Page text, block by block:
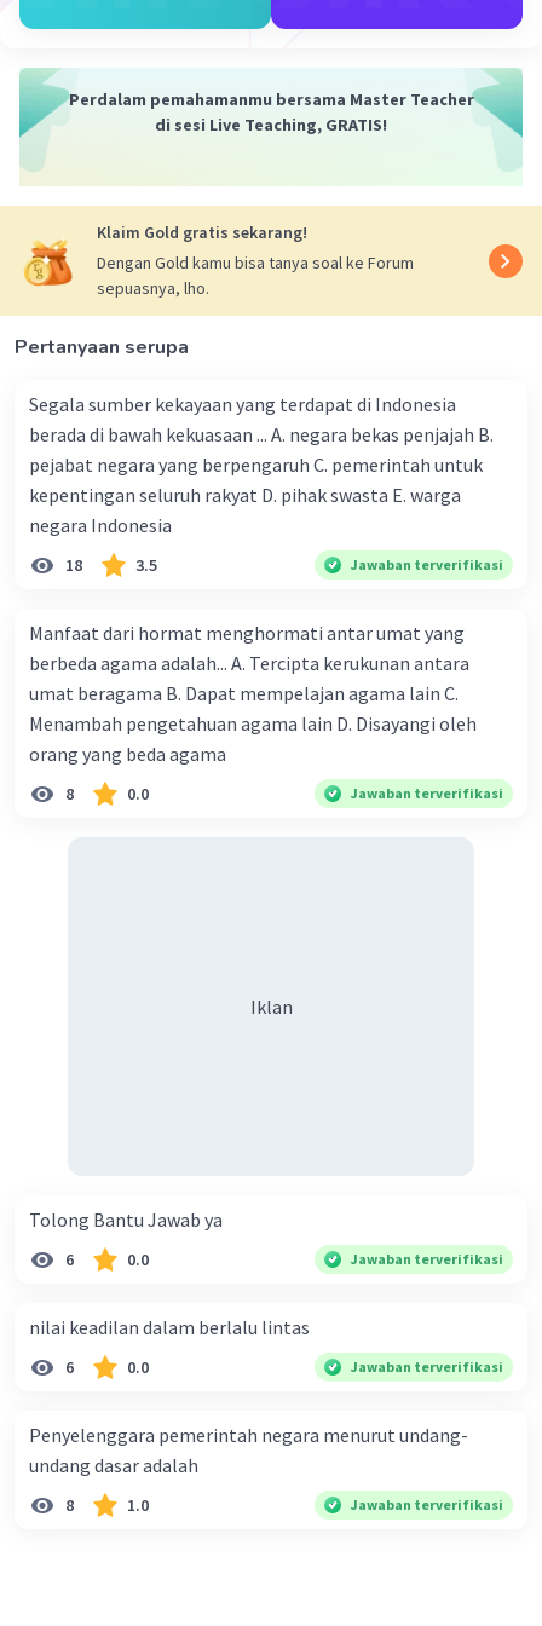
Jawaban: Presiden
digunakan sebagai landasan hukum tertinggi
di Indonesia?
Jawaban: UUD
Beri Rating ·0.0(0) Balas
Iklan
Daffa R Level 22
1 pasal berapa dan ayat berapa tentang
kedaulatan berada ditangan rakyat berdasarkan
UUD 45
2 teori teori apa saja tentang kedaulatan negara
3 kedaulatan apa saja yg diterapkan di negara
Indonesia
5 sebutkan isi dari teori kedaulatan rakyat
berserta pelopor nya
Beri Rating·0.0(0 Balas
Perdalam pemahamanmu bersama Master Teacher
di sesi Live Teaching, GRATIS!
Klaim Gold gratis sekarang!
Dengan Gold kamu bisa tanya soal ke Forum
sepuasnya, lho.
Pertanyaan serupa
Segala sumber kekayaan yang terdapat di Indonesia
berada di bawah kekuasaan ... A. negara bekas penjajah B.
pejabat negara yang berpengaruh C. pemerintah untuk
kepentingan seluruh rakyat D. pihak swasta E. warga
negara Indonesia
18 3.5 Jawaban terverifikasi
Manfaat dari hormat menghormati antar umat yang
berbeda agama adalah... A. Tercipta kerukunan antara
umat beragama B. Dapat mempelajan agama lain C.
Menambah pengetahuan agama lain D. Disayangi oleh
orang yang beda agama
8 0.0 Jawaban terverifikasi
Iklan
Tolong Bantu Jawab ya
6 0.0 Jawaban terverifikasi
nilai keadilan dalam berlalu lintas
6 0.0 Jawaban terverifikasi
Penyelenggara pemerintah negara menurut undang-
undang dasar adalah
8 1.0 Jawaban terverifikasi